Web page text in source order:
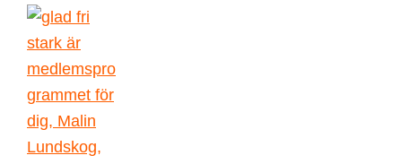
Skip
primary
navigation
Skip
main
content
Skip
primary
sidebar
Skip
footer